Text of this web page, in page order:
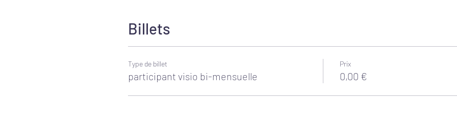
Billets
Type de billet
participant visio bi-mensuelle
Prix
0,00 €